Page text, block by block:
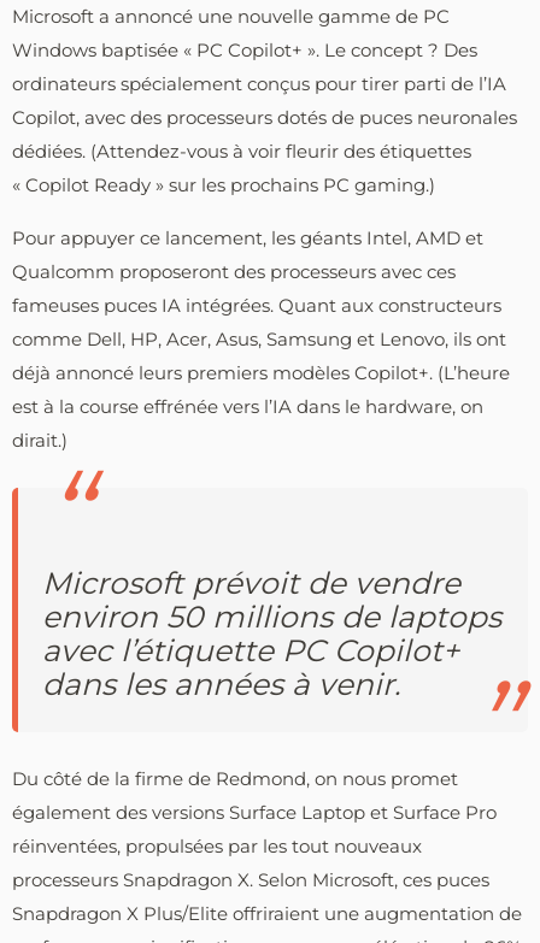
Microsoft a annoncé une nouvelle gamme de PC
Windows baptisée « PC Copilot+ ». Le concept ? Des
ordinateurs spécialement conçus pour tirer parti de l’IA
Copilot, avec des processeurs dotés de puces neuronales
dédiées. (Attendez-vous à voir fleurir des étiquettes
« Copilot Ready » sur les prochains PC gaming.)
Pour appuyer ce lancement, les géants Intel, AMD et
Qualcomm proposeront des processeurs avec ces
fameuses puces IA intégrées. Quant aux constructeurs
comme Dell, HP, Acer, Asus, Samsung et Lenovo, ils ont
déjà annoncé leurs premiers modèles Copilot+. (L’heure
est à la course effrénée vers l’IA dans le hardware, on
dirait.)
Microsoft prévoit de vendre
environ 50 millions de laptops
avec l’étiquette PC Copilot+
dans les années à venir.
Du côté de la firme de Redmond, on nous promet
également des versions Surface Laptop et Surface Pro
réinventées, propulsées par les tout nouveaux
processeurs Snapdragon X. Selon Microsoft, ces puces
Snapdragon X Plus/Elite offriraient une augmentation de